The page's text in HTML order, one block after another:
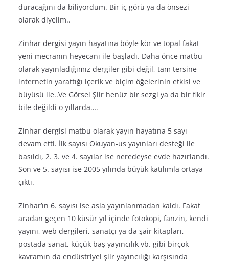
duracağını da biliyordum. Bir iç görü ya da önsezi
olarak diyelim..
Zinhar dergisi yayın hayatına böyle kör ve topal fakat
yeni mecranın heyecanı ile başladı. Daha önce matbu
olarak yayınladığımız dergiler gibi değil, tam tersine
internetin yarattığı içerik ve biçim öğelerinin etkisi ve
büyüsü ile..Ve Görsel Şiir henüz bir sezgi ya da bir fikir
bile değildi o yıllarda….
Zinhar dergisi matbu olarak yayın hayatına 5 sayı
devam etti. İlk sayısı Okuyan-us yayınları desteği ile
basıldı, 2. 3. ve 4. sayılar ise neredeyse evde hazırlandı.
Son ve 5. sayısı ise 2005 yılında büyük katılımla ortaya
çıktı.
Zinhar’ın 6. sayısı ise asla yayınlanmadan kaldı. Fakat
aradan geçen 10 küsür yıl içinde fotokopi, fanzin, kendi
yayını, web dergileri, sanatçı ya da şair kitapları,
postada sanat, küçük baş yayıncılık vb. gibi birçok
kavramın da endüstriyel şiir yayıncılığı karşısında